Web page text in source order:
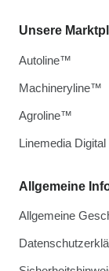
Allgemeine
Allgemeine
Unsere
Autoline™
Machineryline™
Agroline™
Linemedia